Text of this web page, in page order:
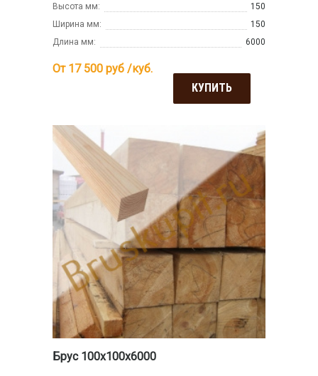
Высота мм:
150
Ширина мм:
150
Длина мм:
6000
От 17 500 руб /куб.
КУПИТЬ
Брус 100х100х6000